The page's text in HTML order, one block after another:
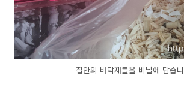
집안의 바닥재들을 비닐에 담습